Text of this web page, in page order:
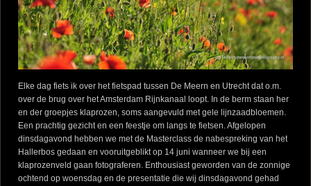
Elke dag fiets ik over het fietspad tussen De Meern en Utrecht dat o.m.
over de brug over het Amsterdam Rijnkanaal loopt. In de berm staan her
en der groepjes klaprozen, soms aangevuld met gele lijnzaadbloemen.
Een prachtig gezicht en een feestje om langs te fietsen. Afgelopen
dinsdagavond hebben we met de Masterclass de nabespreking van het
Hallerbos gedaan en vooruitgeblikt op 14 juni wanneer we bij een
klaprozenveld gaan fotograferen. Enthousiast geworden van de zonnige
ochtend op woensdag en de presentatie die wij dinsdagavond gehad